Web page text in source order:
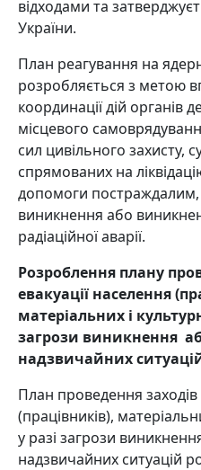
відходами та
України.
План реагування на
розробляється з метою
координації дій органів
місцевого
сил цивільного захисту,
спрямованих на
допомоги постраждалим,
виникнення або
радіаційної аварії.
Розроблення плану
евакуації населення
матеріальних і
загрози виникнення
надзвичайних
План проведення заходів
(працівників),
у разі загрози
надзвичайних ситуацій